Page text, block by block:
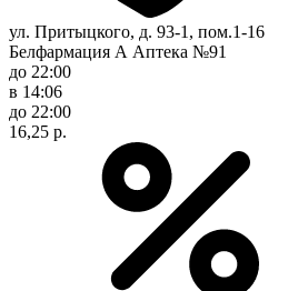
ул. Притыцкого, д. 93-1, пом.1-16
Белфармация А Аптека №91
до 22:00
в 14:06
до 22:00
16,25 р.